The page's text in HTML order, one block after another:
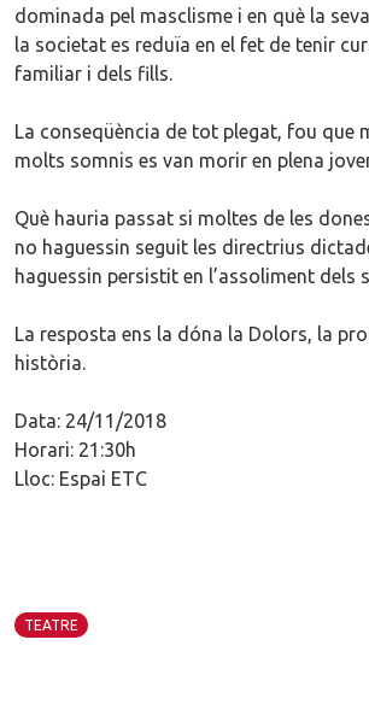
dominada pel masclisme i en què la
la societat es reduïa en el fet de tenir
familiar i dels fills.
La conseqüència de tot plegat, fou que
molts somnis es van morir en plena
Què hauria passat si moltes de les
no haguessin seguit les directrius
haguessin persistit en l’assoliment dels
La resposta ens la dóna la Dolors, la
història.
Data: 24/11/2018
Horari: 21:30h
Lloc: Espai ETC
TEATRE